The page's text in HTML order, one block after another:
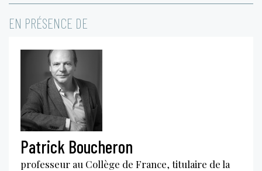
EN PRÉSENCE DE
Patrick Boucheron
professeur au Collège de France, titulaire de la